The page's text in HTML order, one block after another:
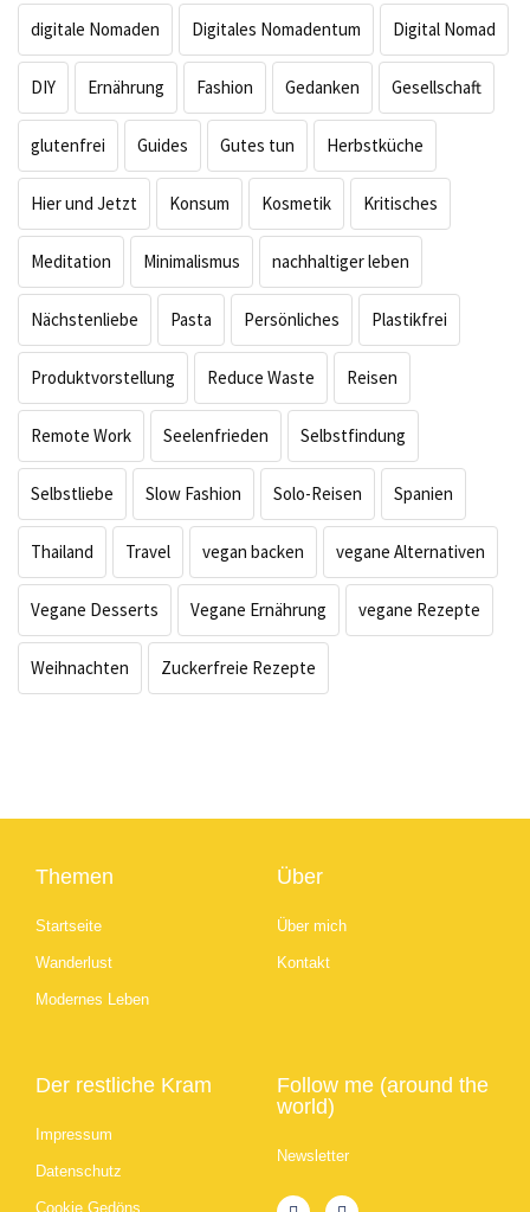
digitale Nomaden Digitales Nomadentum Digital Nomad
DIY Ernährung Fashion Gedanken Gesellschaft
glutenfrei Guides Gutes tun Herbstküche
Hier und Jetzt Konsum Kosmetik Kritisches
Meditation Minimalismus nachhaltiger leben
Nächstenliebe Pasta Persönliches Plastikfrei
Produktvorstellung Reduce Waste Reisen
Remote Work Seelenfrieden Selbstfindung
Selbstliebe Slow Fashion Solo-Reisen Spanien
Thailand Travel vegan backen vegane Alternativen
Vegane Desserts Vegane Ernährung vegane Rezepte
Weihnachten Zuckerfreie Rezepte
Themen
Startseite
Wanderlust
Modernes Leben
Über
Über mich
Kontakt
Der restliche Kram
Impressum
Datenschutz
Cookie Gedöns
Follow me (around the
world)
Newsletter